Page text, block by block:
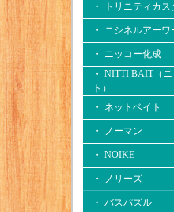
・ トリニティカ
・ ニシネルアーワ
・ ニッコー化成
・ NITTI BAIT（
ト）
・ ネットベイト
・ ノーマン
・ NOIKE
・ ノリーズ
・ バスパズル